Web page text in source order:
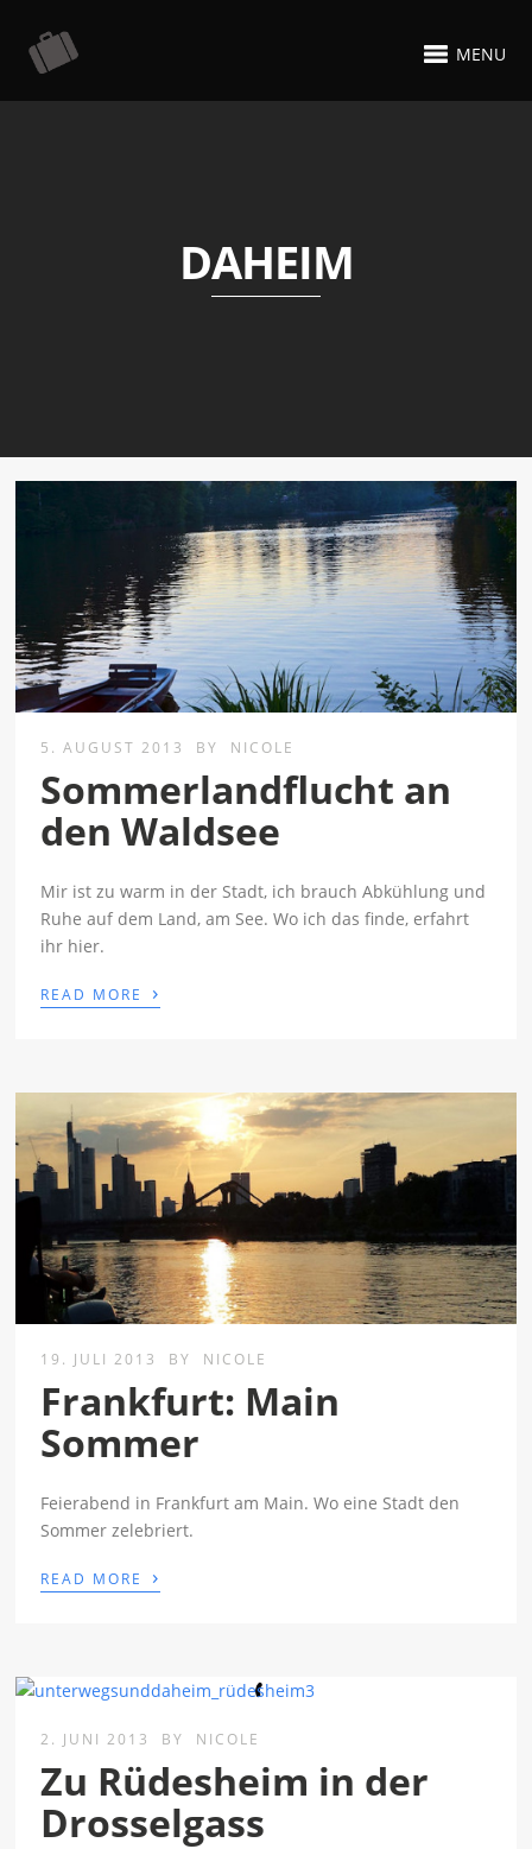
MENU
DAHEIM
5. AUGUST 2013 BY NICOLE
Sommerlandflucht an
den Waldsee
Mir ist zu warm in der Stadt, ich brauch Abkühlung und
Ruhe auf dem Land, am See. Wo ich das finde, erfahrt
ihr hier.
READ MORE ›
19. JULI 2013 BY NICOLE
Frankfurt: Main
Sommer
Feierabend in Frankfurt am Main. Wo eine Stadt den
Sommer zelebriert.
READ MORE ›
2. JUNI 2013 BY NICOLE
Zu Rüdesheim in der
Drosselgass